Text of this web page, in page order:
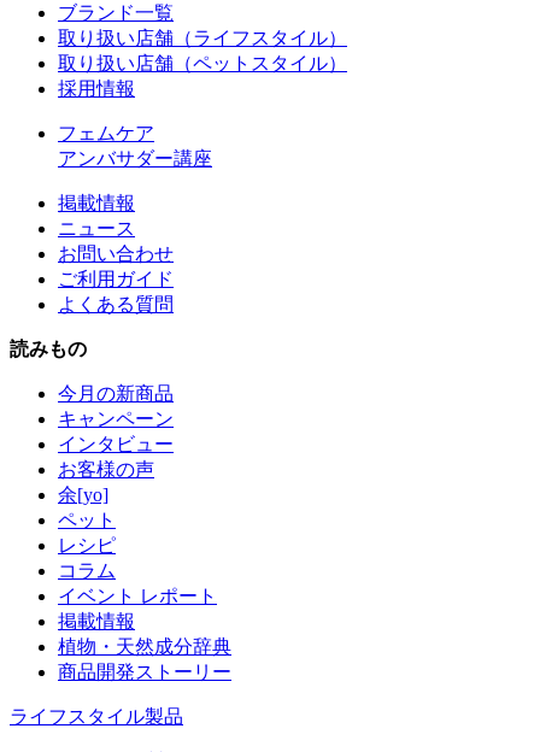
ブランド一覧
取り扱い店舗（ライフスタイル）
取り扱い店舗（ペットスタイル）
採用情報
フェムケア
アンバサダー講座
掲載情報
ニュース
お問い合わせ
ご利用ガイド
よくある質問
読みもの
今月の新商品
キャンペーン
インタビュー
お客様の声
余[yo]
ペット
レシピ
コラム
イベント レポート
掲載情報
植物・天然成分辞典
商品開発ストーリー
ライフスタイル製品